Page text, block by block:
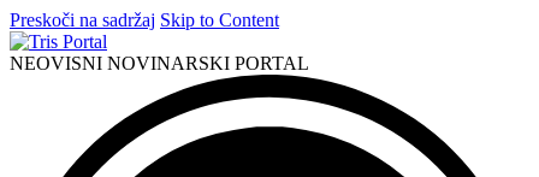
Preskoči na sadržaj Skip to Content
NEOVISNI NOVINARSKI PORTAL